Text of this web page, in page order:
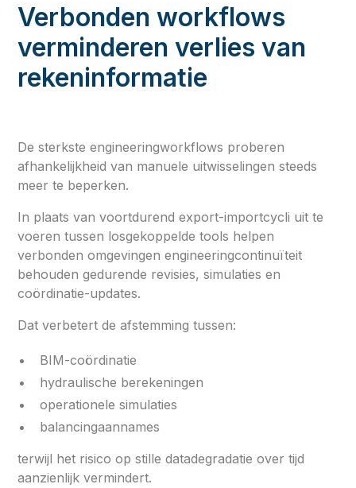
Verbonden workflows
verminderen verlies van
rekeninformatie
De sterkste engineeringworkflows proberen
afhankelijkheid van manuele uitwisselingen steeds
meer te beperken.
In plaats van voortdurend export-importcycli uit te
voeren tussen losgekoppelde tools helpen
verbonden omgevingen engineeringcontinuïteit
behouden gedurende revisies, simulaties en
coördinatie-updates.
Dat verbetert de afstemming tussen:
BIM-coördinatie
hydraulische berekeningen
operationele simulaties
balancingaannames
terwijl het risico op stille datadegradatie over tijd
aanzienlijk vermindert.